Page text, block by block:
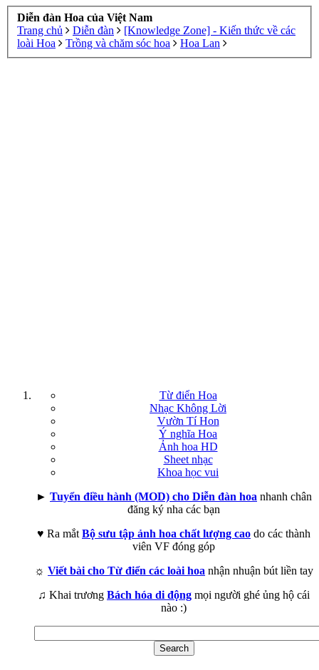
Diễn đàn Hoa của Việt Nam
Trang chủ
Diễn đàn
[Knowledge Zone] - Kiến thức về các
loài Hoa
Trồng và chăm sóc hoa Hoa Lan
Từ điển Hoa
Nhạc Không Lời
Vườn Tí Hon
Ý nghĩa Hoa
Ảnh hoa HD
Sheet nhạc
Khoa học vui
► Tuyển điều hành (MOD) cho Diễn đàn hoa nhanh chân
đăng ký nha các bạn
♥ Ra mắt Bộ sưu tập ảnh hoa chất lượng cao do các thành
viên VF đóng góp
☼ Viết bài cho Từ điển các loài hoa nhận nhuận bút liền tay
♫ Khai trương Bách hóa di động mọi người ghé ủng hộ cái
nào :)